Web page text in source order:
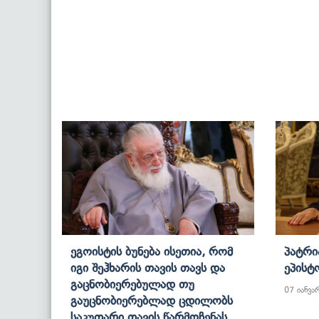
Ეგოისტის Ბუნება Ისეთია, Რომ
Იგი Შეჰხარის Თავის Თავს Და
Გაცნობიერებულად Თუ
Გაუცნობიერებლად Ცდილობს
07